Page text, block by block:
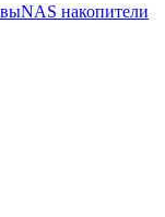
NAS накопители